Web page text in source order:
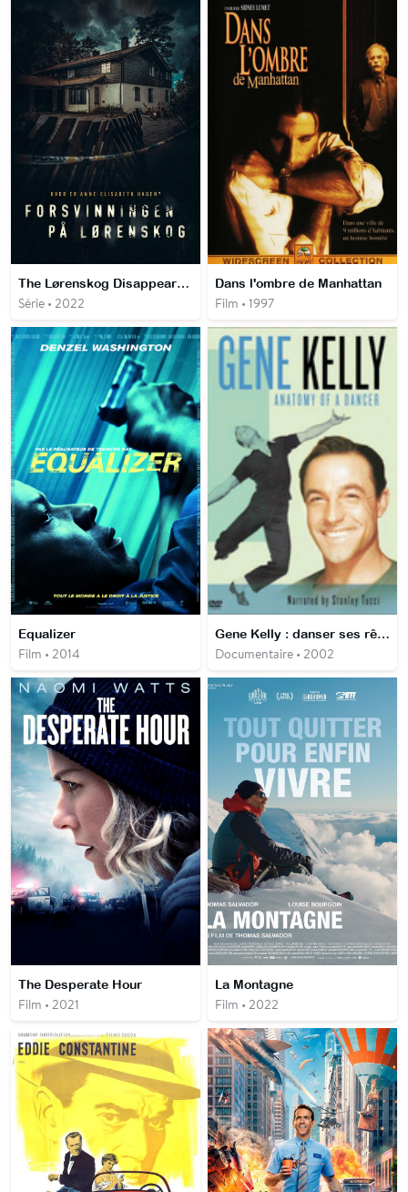
The Lørenskog Disappearance
Série • 2022
Dans l'ombre de Manhattan
Film • 1997
Equalizer
Film • 2014
Gene Kelly : danser ses rêves
Documentaire • 2002
The Desperate Hour
Film • 2021
La Montagne
Film • 2022